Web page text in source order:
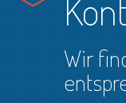
Wir